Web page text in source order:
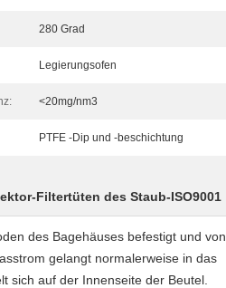
280 Grad
Legierungsofen
<20mg/nm3
PTFE -Dip und -beschichtung
Filtertüten des Staub-ISO9001
des Bagehäuses befestigt und von
gelangt normalerweise in das
sich auf der Innenseite der Beutel.